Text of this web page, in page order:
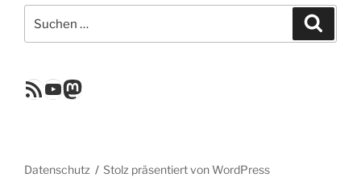
nach:
RSS FeedYouTube
Mastodon
Datenschutz Stolz präsentiert von WordPress